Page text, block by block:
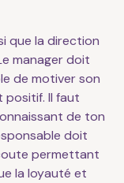
que la direction
manager doit
de motiver son
positif. Il faut
de ton
doit
permettant
la loyauté et